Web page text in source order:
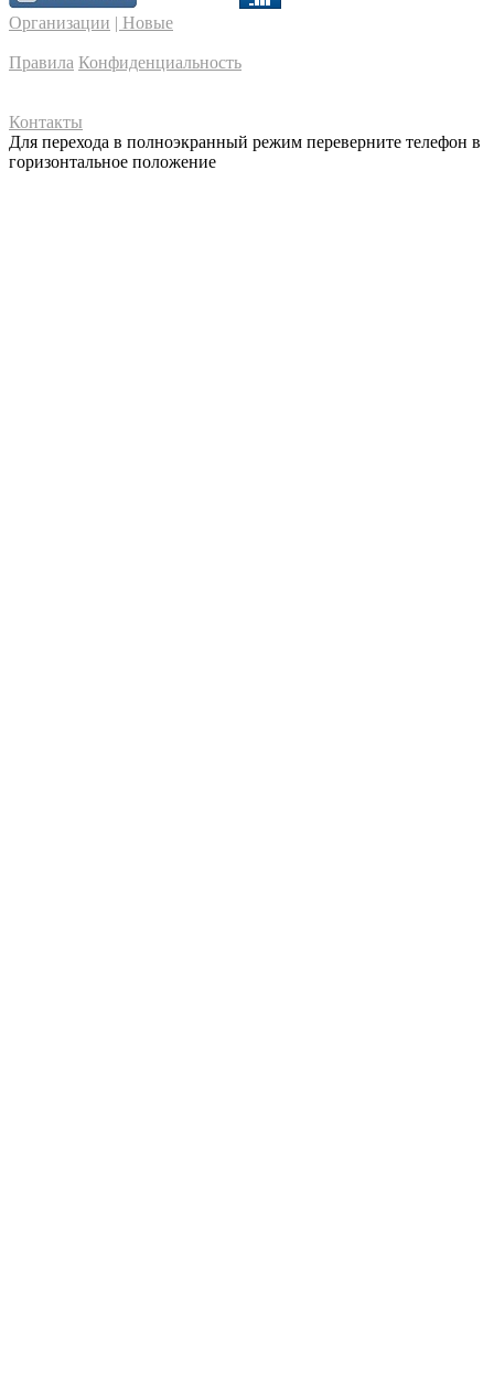
Организации | Новые
Правила Конфиденциальность
Контакты
Для перехода в полноэкранный режим переверните телефон в
горизонтальное положение